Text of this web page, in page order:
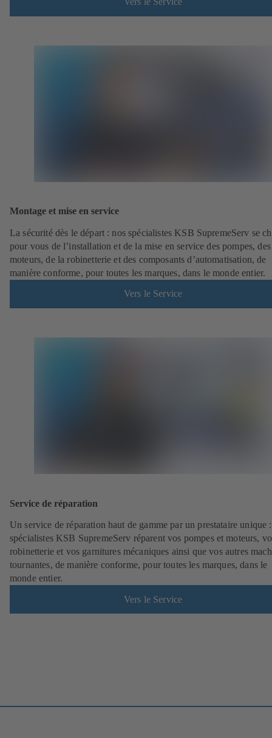
Montage et mise en service
La sécurité dès le départ : nos spécialistes KSB SupremeServ se
pour vous de l’installation et de la mise en service des pompes, des
moteurs, de la robinetterie et des composants d’automatisation, de
manière conforme, pour toutes les marques, dans le monde entier.
Vers le Service
Service de réparation
Un service de réparation haut de gamme par un prestataire unique
spécialistes KSB SupremeServ réparent vos pompes et moteurs,
robinetterie et vos garnitures mécaniques ainsi que vos autres
tournantes, de manière conforme, pour toutes les marques, dans le
monde entier.
Vers le Service